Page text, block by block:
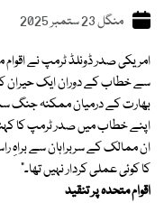
منگل 23 ستمبر 2025
سے خطاب کے دوران ایک حیران
بھارت کے درمیان ممکنہ جنگ
اپنے خطاب میں صدر ٹرمپ کا
ان ممالک کے سربراہان سے براہِ
کا کوئی عملی کردار نہیں تھا۔”
اقوام متحدہ پر تنقید